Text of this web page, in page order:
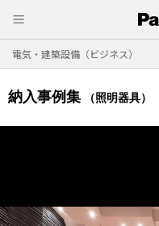
電気・建築設備（ビジネス）
納入事例集 （照明器具）